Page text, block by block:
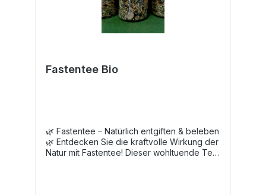
Fastentee Bio
🌿 Fastentee – Natürlich entgiften & beleben
🌿 Entdecken Sie die kraftvolle Wirkung der
Natur mit Fastentee! Dieser wohltuende Tee